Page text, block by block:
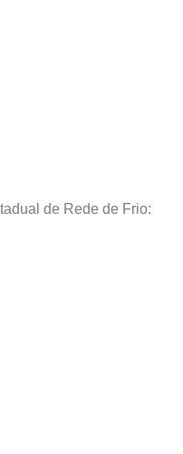
de Rede de Frio: